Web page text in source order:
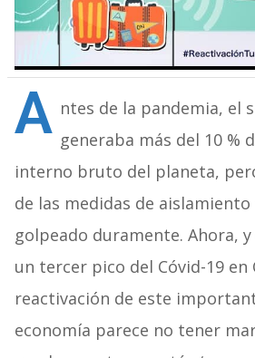
A ntes de la pandemia, el
generaba más del 10 %
interno bruto del planeta,
de las medidas de
golpeado duramente. Ahora,
un tercer pico del Cóvid-19 en
reactivación de este
economía parece no tener